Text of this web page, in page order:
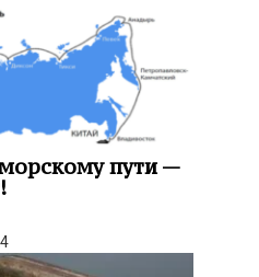
пути —